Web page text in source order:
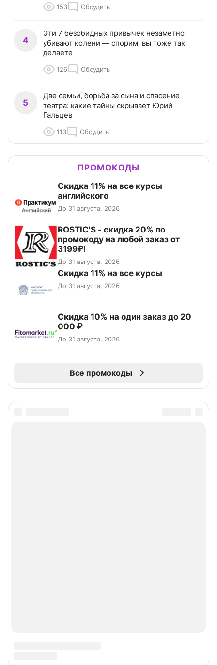
153 Обсудить
4
Эти 7 безобидных привычек незаметно
убивают колени — спорим, вы тоже так
делаете
126 Обсудить
5
Две семьи, борьба за сына и спасение
театра: какие тайны скрывает Юрий
Гальцев
113 Обсудить
ПРОМОКОДЫ
Скидка 11% на все курсы
английского
До 31 августа, 2026
ROSTIC'S - скидка 20% по
промокоду на любой заказ от
3199₽!
До 31 августа, 2026
Скидка 11% на все курсы
До 31 августа, 2026
Скидка 10% на один заказ до 20
000 ₽
До 31 августа, 2026
Все промокоды